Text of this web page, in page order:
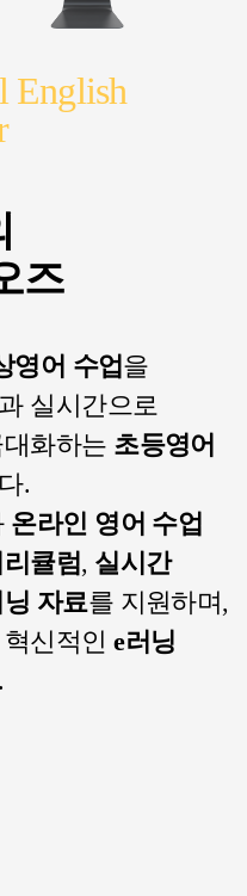
English
즈
영어 수업 을
과 실시간으로
화하는 초등영어
.
온라인 영어 수업
큘럼, 실시간
자료를 지원하며,
혁신적인e러닝